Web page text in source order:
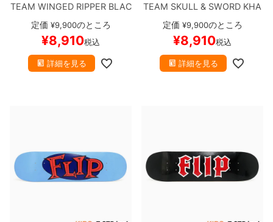
TEAM WINGED RIPPER BLAC
K/LIGHT BLUE 7.0
ード スケボー
定価 ¥9,900のところ
¥8,910税込
詳細を見る
TEAM SKULL & SWORD KHA
KI/BURGUNDY 7.5
ード スケボー
定価 ¥9,900のところ
¥8,910税込
詳細を見る